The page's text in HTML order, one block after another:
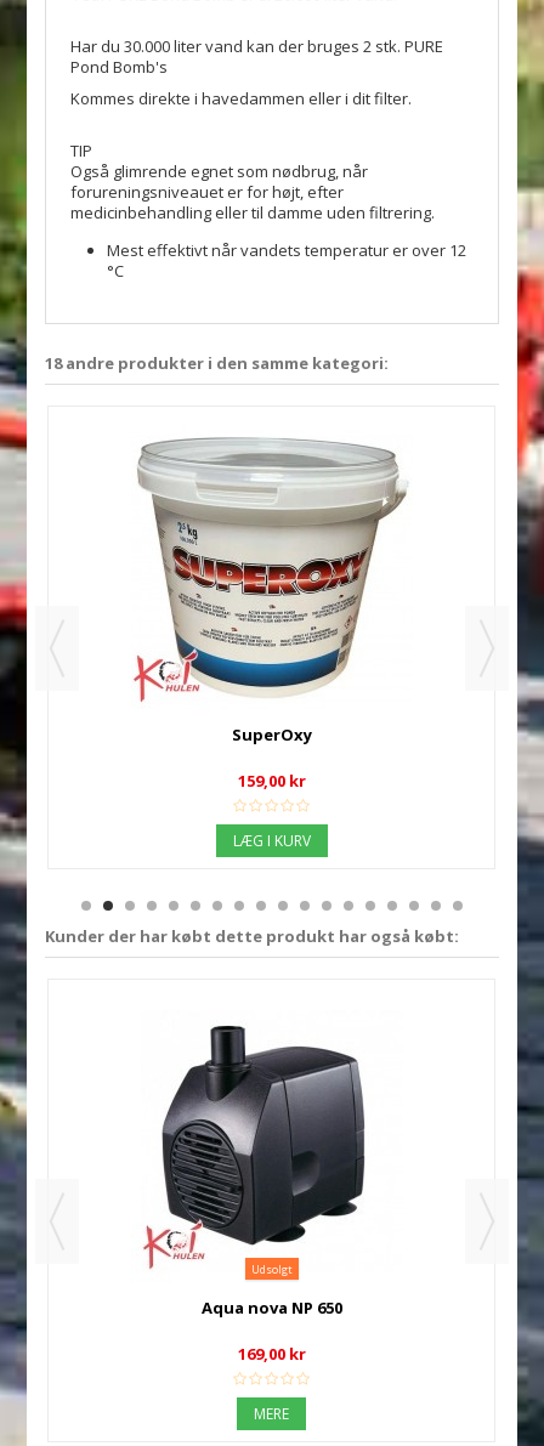
Har du 30.000 liter vand kan der bruges 2 stk. PURE
Pond Bomb's
Kommes direkte i havedammen eller i dit filter.
TIP
Også glimrende egnet som nødbrug, når
forureningsniveauet er for højt, efter
medicinbehandling eller til damme uden filtrering.
Mest effektivt når vandets temperatur er over 12
°C
18 andre produkter i den samme kategori:
SuperOxy
159,00 kr
LÆG I KURV
Kunder der har købt dette produkt har også købt:
Udsolgt
Aqua nova NP 650
169,00 kr
MERE